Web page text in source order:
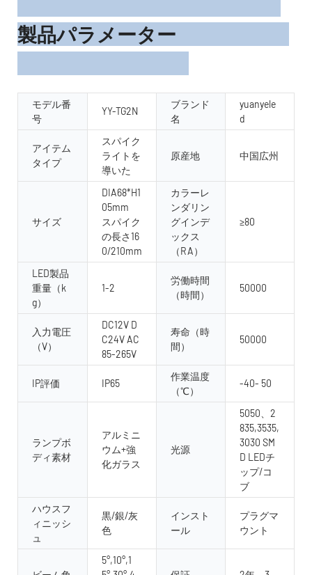
製品パラメーター
モデル番
号
YY-TG2N
ブランド
名
yuanyele
d
アイテム
タイプ
スパイク
ライトを
導いた
原産地 中国広州
サイズ
DIA68*H1
05mm
スパイク
の長さ16
0/210mm
カラーレ
ンダリン
グインデ
ックス
（RA）
≥80
LED製品
重量（k
g）
1-2
労働時間
（時間）
50000
入力電圧
（V）
DC12V D
C24V AC
85-265V
寿命（時
間）
50000
IP評価 IP65
作業温度
（℃）
-40- 50
ランプボ
ディ素材
アルミニ
ウム+強
化ガラス
光源
5050、2
835,3535,
3030 SM
D LEDチ
ップ/コ
ブ
ハウスフ
ィニッシ
ュ
黒/銀/灰
色
インスト
ール
プラグマ
ウント
5°,10°,1